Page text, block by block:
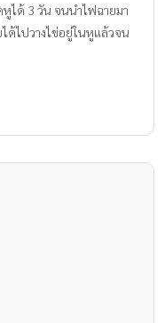
ได้ 3 วัน จนนำไฟฉายมา
ด้ไปวางไข่อยู่ในหูแล้วจน